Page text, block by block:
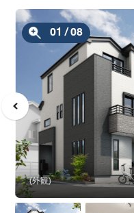
(外観)
01 /08